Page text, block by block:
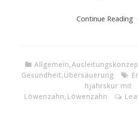
Continue Reading
Allgemein,
Gesundheit,Übersäuerung
hjahrskur mit
Löwenzahn, Löwenzahn